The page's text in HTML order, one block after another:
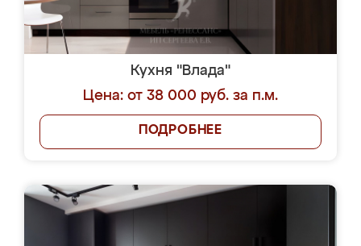
Кухня "Влада"
Цена: от 38 000 руб. за п.м.
ПОДРОБНЕЕ